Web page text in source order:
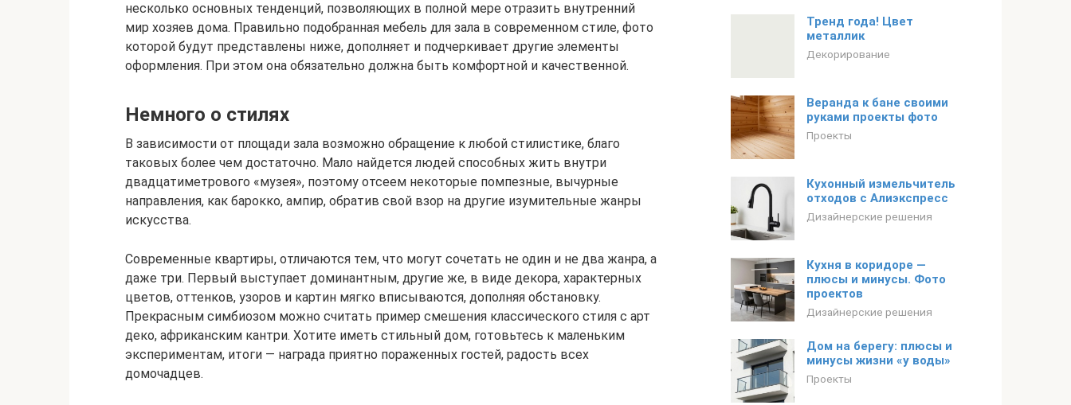
несколько основных тенденций, позволяющих в полной мере отразить внутренний
мир хозяев дома. Правильно подобранная мебель для зала в современном стиле, фото
которой будут представлены ниже, дополняет и подчеркивает другие элементы
оформления. При этом она обязательно должна быть комфортной и качественной.
Немного о стилях
В зависимости от площади зала возможно обращение к любой стилистике, благо
таковых более чем достаточно. Мало найдется людей способных жить внутри
двадцатиметрового «музея», поэтому отсеем некоторые помпезные, вычурные
направления, как барокко, ампир, обратив свой взор на другие изумительные жанры
искусства.
Современные квартиры, отличаются тем, что могут сочетать не один и не два жанра, а
даже три. Первый выступает доминантным, другие же, в виде декора, характерных
цветов, оттенков, узоров и картин мягко вписываются, дополняя обстановку.
Прекрасным симбиозом можно считать пример смешения классического стиля с арт
деко, африканским кантри. Хотите иметь стильный дом, готовьтесь к маленьким
экспериментам, итоги — награда приятно пораженных гостей, радость всех
домочадцев.
Тренд года! Цвет
металлик
Декорирование
Веранда к бане своими
руками проекты фото
Проекты
Кухонный измельчитель
отходов с Алиэкспресс
Дизайнерские решения
Кухня в коридоре —
плюсы и минусы. Фото
проектов
Дизайнерские решения
Дом на берегу: плюсы и
минусы жизни «у воды»
Проекты